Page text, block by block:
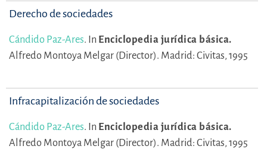
Derecho de sociedades
Cándido Paz-Ares. In Enciclopedia jurídica básica.
Alfredo Montoya Melgar (Director). Madrid: Civitas, 1995
Infracapitalización de sociedades
Cándido Paz-Ares. In Enciclopedia jurídica básica.
Alfredo Montoya Melgar (Director). Madrid: Civitas, 1995